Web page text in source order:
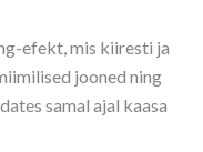
efekt, mis kiiresti ja
jooned ning
samal ajal kaasa